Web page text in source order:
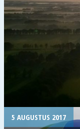
5 AUGUSTUS 2017